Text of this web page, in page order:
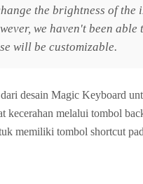
the brightness of the
we haven't been
will be customizable.
desain Magic Keyboard
kecerahan melalui tombol
memiliki tombol shortcut